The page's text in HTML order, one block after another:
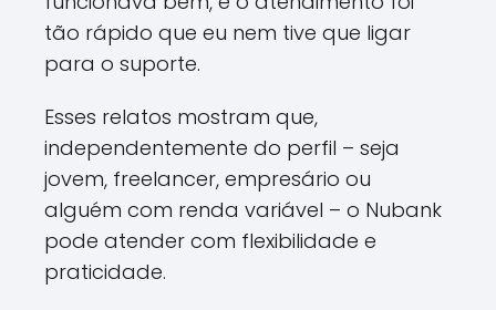
tão rápido que eu nem tive que ligar
para o suporte.
Esses relatos mostram que,
independentemente do perfil – seja
jovem, freelancer, empresário ou
alguém com renda variável – o Nubank
pode atender com flexibilidade e
praticidade.